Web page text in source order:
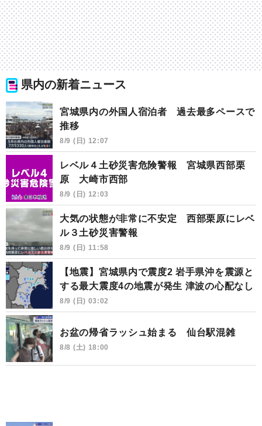
県内の新着ニュース
宮城県内の外国人宿泊者 過去最多ペースで
推移
8/9 (日) 12:07
レベル４土砂災害危険警報 宮城県西部栗
原 大崎市西部
8/9 (日) 12:03
大気の状態が非常に不安定 西部栗原にレベ
ル３土砂災害警報
8/9 (日) 11:58
【地震】宮城県内で震度2 岩手県沖を震源と
する最大震度4の地震が発生 津波の心配なし
8/9 (日) 03:02
お盆の帰省ラッシュ始まる 仙台駅混雑
8/8 (土) 18:00